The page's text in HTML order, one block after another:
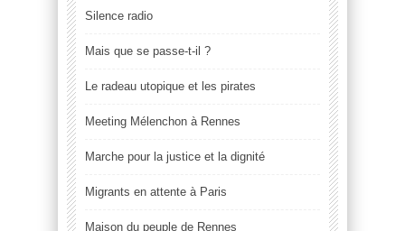
Silence radio
Mais que se passe-t-il ?
Le radeau utopique et les pirates
Meeting Mélenchon à Rennes
Marche pour la justice et la dignité
Migrants en attente à Paris
Maison du peuple de Rennes